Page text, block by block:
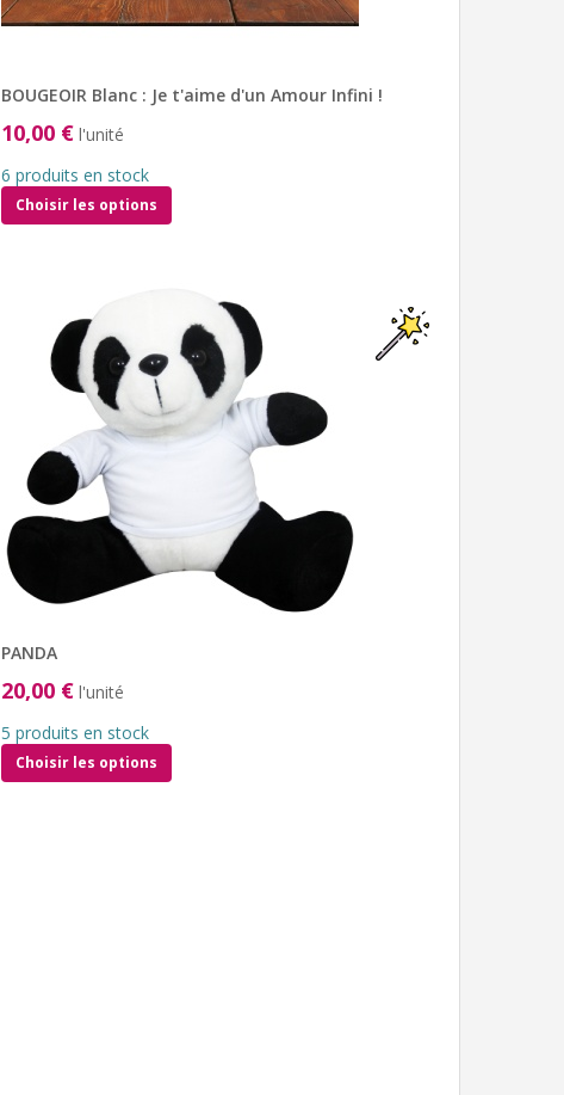
BOUGEOIR Blanc : Je t'aime d'un Amour Infini !
10,00 € l'unité
6 produits en stock
Choisir les options
PANDA
20,00 € l'unité
5 produits en stock
Choisir les options